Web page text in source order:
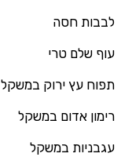
לבבות חסה
עוף שלם טרי
תפוח עץ ירוק במשקל
רימון אדום במשקל
עגבניות במשקל